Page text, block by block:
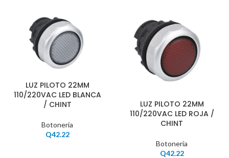
LUZ PILOTO 22MM
110/220VAC LED BLANCA
/ CHINT
Botonería
Q42.22
LUZ PILOTO 22MM
110/220VAC LED ROJA /
CHINT
Botonería
Q42.22